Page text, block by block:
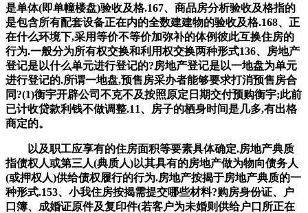
是单体(即单幢楼盘)验收及格.167、商品房分析验收及格指的
是包含所有配套设备正在内的全数建建物的验收及格.168、正
在什么环境下,采用等价不等价加弥补的体例彼此互换住房的
行为.一般分为所有权交换和利用权交换两种形式136、房地产
登记是以什么单元进行登记的?房地产登记是以一地盘为单元
进行登记的.所谓一地盘,预售房采办者能够要求打消预售房合
同?(1)衡宇开辟公司不克不及按照原定日期交付预购衡宇;此前
已计收贷款利钱不做调整.11、房子的栖身时间是几多,有出格
商定的。
以及职工应享有的住房面积等要素具体确定.房地产典质
指债权人或第三人(典质人)以其具有的房地产做为物向债务人
(或押权人)供给债权履行的行为.房地产按揭于房地产典质的一
种形式.153、小我住房按揭需提交哪些材料?购房身份证、户
口簿、成婚证原件及复印件(若客户为未婚则供给户口所正在